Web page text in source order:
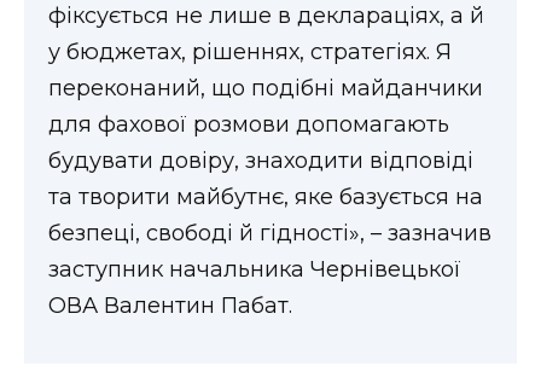
фіксується не лише в деклараціях, а й
у бюджетах, рішеннях, стратегіях. Я
переконаний, що подібні майданчики
для фахової розмови допомагають
будувати довіру, знаходити відповіді
та творити майбутнє, яке базується на
безпеці, свободі й гідності», – зазначив
заступник начальника Чернівецької
ОВА Валентин Пабат.